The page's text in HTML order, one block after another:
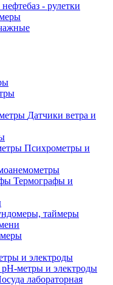
- рулетки
Датчики ветра и
Психрометры и
Термографы и
таймеры
и электроды
pH-метры и электроды
лабораторная